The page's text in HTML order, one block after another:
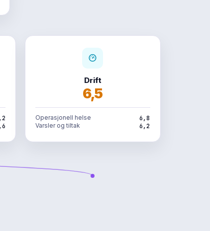
Drift
6,5
Operasjonell helse
6,8
Varsler og tiltak
6,2